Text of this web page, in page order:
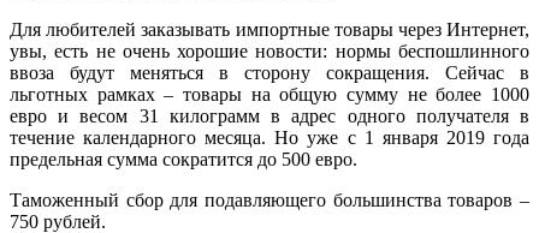
Для любителей заказывать импортные товары через Интернет,
увы, есть не очень хорошие новости: нормы беспошлинного
ввоза будут меняться в сторону сокращения. Сейчас в
льготных рамках – товары на общую сумму не более 1000
евро и весом 31 килограмм в адрес одного получателя в
течение календарного месяца. Но уже с 1 января 2019 года
предельная сумма сократится до 500 евро.
Таможенный сбор для подавляющего большинства товаров –
750 рублей.